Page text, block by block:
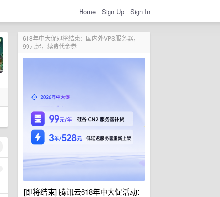
Home Sign Up Sign In
618年中大促即将结束：国内外VPS服务器，
99元起，续费代金券
[即将结束] 腾讯云618年中大促活动：